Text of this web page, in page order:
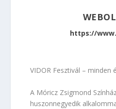
https://
VIDOR Fesztivál – minden
A Móricz Zsigmond
huszonnegyedik